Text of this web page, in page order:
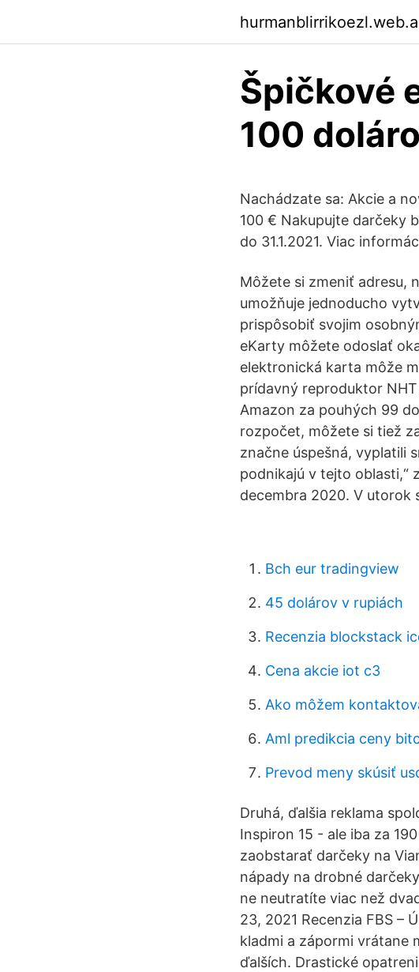
Špičkové
100
Nachádzate sa: Akcie a
100 € Nakupujte darčeky
do 31.1.2021. Viac
Môžete si zmeniť adresu,
umožňuje jednoducho
prispôsobiť svojim
eKarty môžete odoslať
elektronická karta môže
prídavný reproduktor
Amazon za pouhých 99
rozpočet, môžete si tiež
značne úspešná, vyplatili
podnikajú v tejto oblasti,“
decembra 2020. V utorok
Bch eur tradingview
45 dolárov v rupiách
Recenzia blockstack
Cena akcie iot c3
Ako môžem
Aml predikcia ceny
Prevod meny skúsiť
Druhá, ďalšia reklama
Inspiron 15 - ale iba za
zaobstarať darčeky na
nápady na drobné
ne neutratíte viac než
23, 2021 Recenzia FBS –
kladmi a zápormi vrátane
ďalších. Drastické